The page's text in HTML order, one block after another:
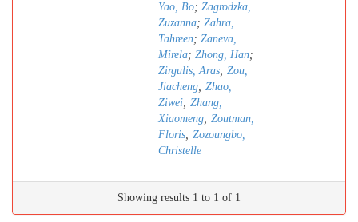
Yao, Bo; Zagrodzka,
Zuzanna; Zahra,
Tahreen; Zaneva,
Mirela; Zhong, Han;
Zirgulis, Aras; Zou,
Jiacheng; Zhao,
Ziwei; Zhang,
Xiaomeng; Zoutman,
Floris; Zozoungbo,
Christelle
Showing results 1 to 1 of 1